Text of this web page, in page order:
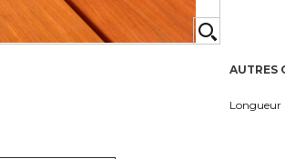
AUTRES
Longueur